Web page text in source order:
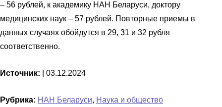
– 56 рублей, к академику НАН Беларуси, доктору
медицинских наук – 57 рублей. Повторные приемы в
данных случаях обойдутся в 29, 31 и 32 рубля
соответственно.
Источник: 03.12.2024
Рубрика: НАН Беларуси, Наука и общество